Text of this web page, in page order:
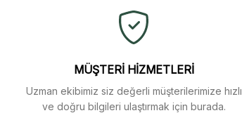
MÜŞTERİ HİZMETLERİ
Uzman ekibimiz siz değerli müşterilerimize hızlı
ve doğru bilgileri ulaştırmak için burada.